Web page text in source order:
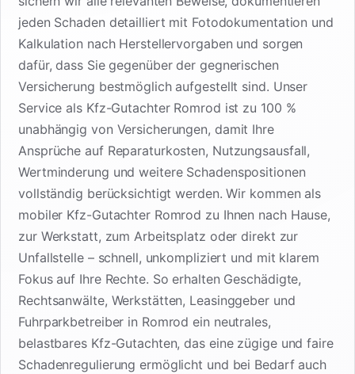
jeden Schaden detailliert mit Fotodokumentation und
Kalkulation nach Herstellervorgaben und sorgen
dafür, dass Sie gegenüber der gegnerischen
Versicherung bestmöglich aufgestellt sind. Unser
Service als Kfz-Gutachter Romrod ist zu 100 %
unabhängig von Versicherungen, damit Ihre
Ansprüche auf Reparaturkosten, Nutzungsausfall,
Wertminderung und weitere Schadenspositionen
vollständig berücksichtigt werden. Wir kommen als
mobiler Kfz-Gutachter Romrod zu Ihnen nach Hause,
zur Werkstatt, zum Arbeitsplatz oder direkt zur
Unfallstelle – schnell, unkompliziert und mit klarem
Fokus auf Ihre Rechte. So erhalten Geschädigte,
Rechtsanwälte, Werkstätten, Leasinggeber und
Fuhrparkbetreiber in Romrod ein neutrales,
belastbares Kfz-Gutachten, das eine zügige und faire
Schadenregulierung ermöglicht und bei Bedarf auch